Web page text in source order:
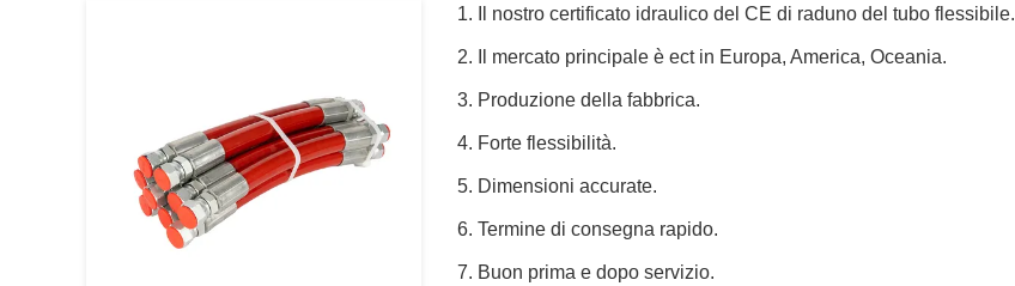
Il nostro certificato idraulico del CE di raduno del tubo flessibile.
Il mercato principale è ect in Europa, America, Oceania.
Produzione della fabbrica.
Forte flessibilità.
Dimensioni accurate.
Termine di consegna rapido.
Buon prima e dopo servizio.